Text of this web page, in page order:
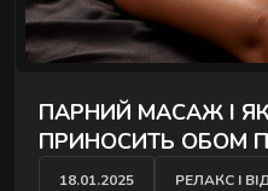
ПАРНИЙ МАСАЖ І
ПРИНОСИТЬ ОБОМ
СПІЛЬНОЇ СЕСІЇ
18.01.2025 РЕЛАКС І